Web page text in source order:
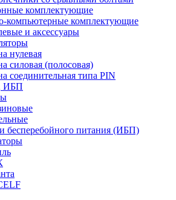
комплектующие
компьютерные комплектующие
и аксессуары
нулевая
силовая (полосовая)
соединительная типа PIN
ИБП
бесперебойного питания (ИБП)